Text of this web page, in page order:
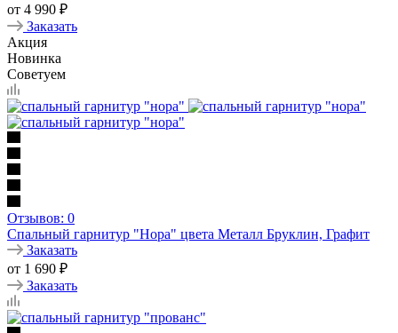
от 4 990 ₽
Заказать
Акция
Новинка
Советуем
Отзывов: 0
Спальный гарнитур "Нора" цвета Металл Бруклин, Графит
Заказать
от 1 690 ₽
Заказать